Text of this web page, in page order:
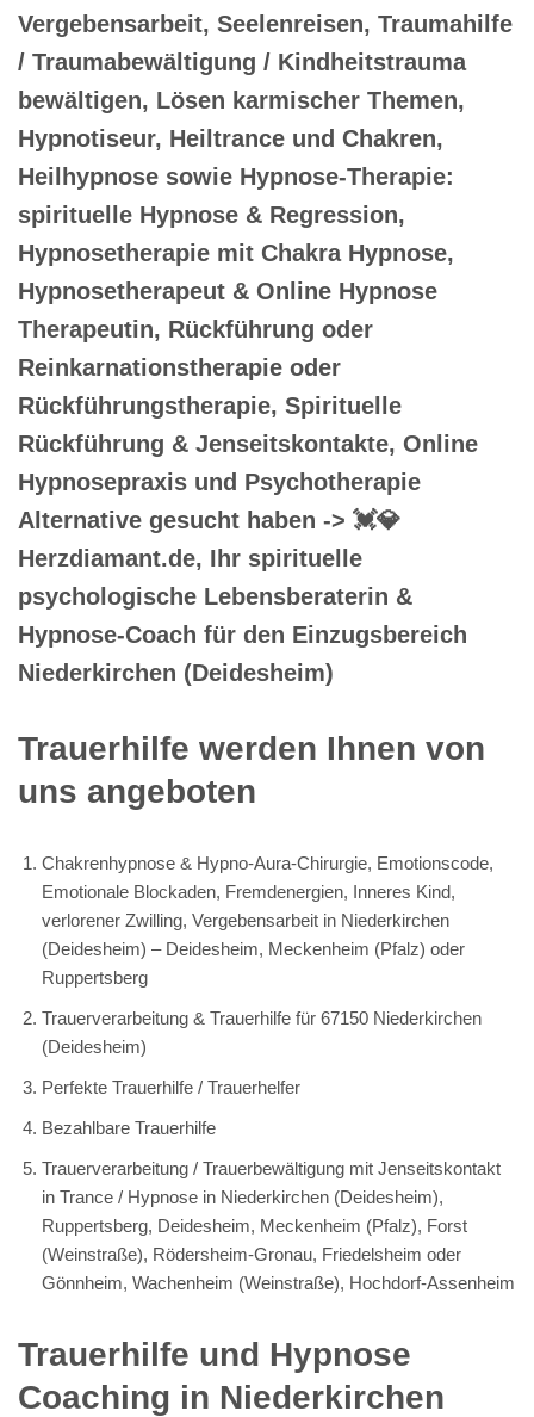
Vergebensarbeit, Seelenreisen, Traumahilfe
/ Traumabewältigung / Kindheitstrauma
bewältigen, Lösen karmischer Themen,
Hypnotiseur, Heiltrance und Chakren,
Heilhypnose sowie Hypnose-Therapie:
spirituelle Hypnose & Regression,
Hypnosetherapie mit Chakra Hypnose,
Hypnosetherapeut & Online Hypnose
Therapeutin, Rückführung oder
Reinkarnationstherapie oder
Rückführungstherapie, Spirituelle
Rückführung & Jenseitskontakte, Online
Hypnosepraxis und Psychotherapie
Alternative gesucht haben -> 💓️💎
Herzdiamant.de, Ihr spirituelle
psychologische Lebensberaterin &
Hypnose-Coach für den Einzugsbereich
Niederkirchen (Deidesheim)
Trauerhilfe werden Ihnen von
uns angeboten
Chakrenhypnose & Hypno-Aura-Chirurgie, Emotionscode,
Emotionale Blockaden, Fremdenergien, Inneres Kind,
verlorener Zwilling, Vergebensarbeit in Niederkirchen
(Deidesheim) – Deidesheim, Meckenheim (Pfalz) oder
Ruppertsberg
Trauerverarbeitung & Trauerhilfe für 67150 Niederkirchen
(Deidesheim)
Perfekte Trauerhilfe / Trauerhelfer
Bezahlbare Trauerhilfe
Trauerverarbeitung / Trauerbewältigung mit Jenseitskontakt
in Trance / Hypnose in Niederkirchen (Deidesheim),
Ruppertsberg, Deidesheim, Meckenheim (Pfalz), Forst
(Weinstraße), Rödersheim-Gronau, Friedelsheim oder
Gönnheim, Wachenheim (Weinstraße), Hochdorf-Assenheim
Trauerhilfe und Hypnose
Coaching in Niederkirchen